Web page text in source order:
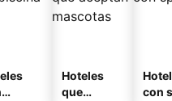
Hoteles
que
con